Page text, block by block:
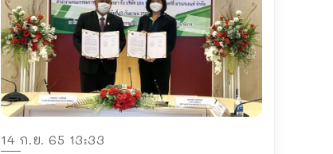
14 ก.ย. 65 13:33